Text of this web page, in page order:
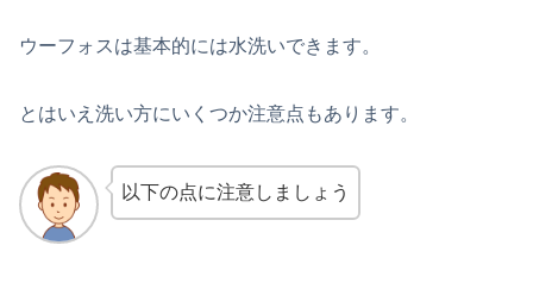
ウーフォスは基本的には水洗いできます。
とはいえ洗い方にいくつか注意点もあります。
以下の点に注意しましょう